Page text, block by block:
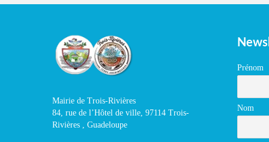
Mairie de Trois-Rivières
84, rue de l’Hôtel de ville, 97114 Trois-
Rivières , Guadeloupe
Prénom
Nom